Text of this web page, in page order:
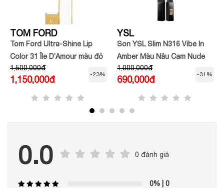
TOM FORD
Tom Ford Ultra-Shine Lip
Color 31 Île D’Amour màu đỏ
san hô
1,500,000đ
1,150,000đ
-23%
YSL
Son YSL Slim N316 Vibe In
Amber Màu Nâu Cam Nude
1,000,000đ
690,000đ
-31%
0.0 0 đánh giá
0% | 0